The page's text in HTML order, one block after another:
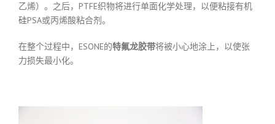
乙烯）。之后，PTFE织物将进行单面化学处理，以便粘接有机
硅PSA或丙烯酸粘合剂。
在整个过程中，ESONE的特氟龙胶带将被小心地涂上，以使张
力损失最小化。